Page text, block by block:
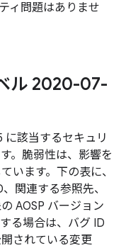
ィ問題はありませ
ル 2020-07-
該当するセキュリ
。脆弱性は、影響を
います。下の表に、
関連する参照先、
AOSP バージョン
る場合は、バグ ID
されている変更